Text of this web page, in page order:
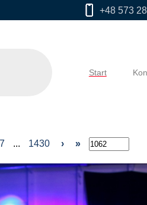
+48 573
Start
... 1430 › »